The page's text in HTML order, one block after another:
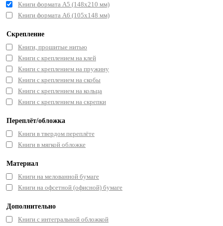
Книги формата А5 (148x210 мм)
Книги формата А6 (105x148 мм)
Скрепление
Книги, прошитые нитью
Книги с креплением на клей
Книги с креплением на пружину
Книги с креплением на скобы
Книги с креплением на кольца
Книги с креплением на скрепки
Переплёт/обложка
Книги в твердом переплёте
Книги в мягкой обложке
Материал
Книги на мелованной бумаге
Книги на офсетной (офисной) бумаге
Дополнительно
Книги с интегральной обложкой